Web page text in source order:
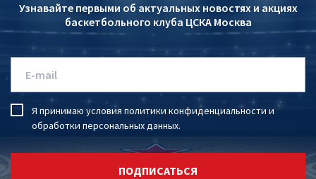
Узнавайте первыми об актуальных новостях и акциях
баскетбольного клуба ЦСКА Москва
Я принимаю условия политики конфиденциальности и
обработки персональных данных.
ПОДПИСАТЬСЯ